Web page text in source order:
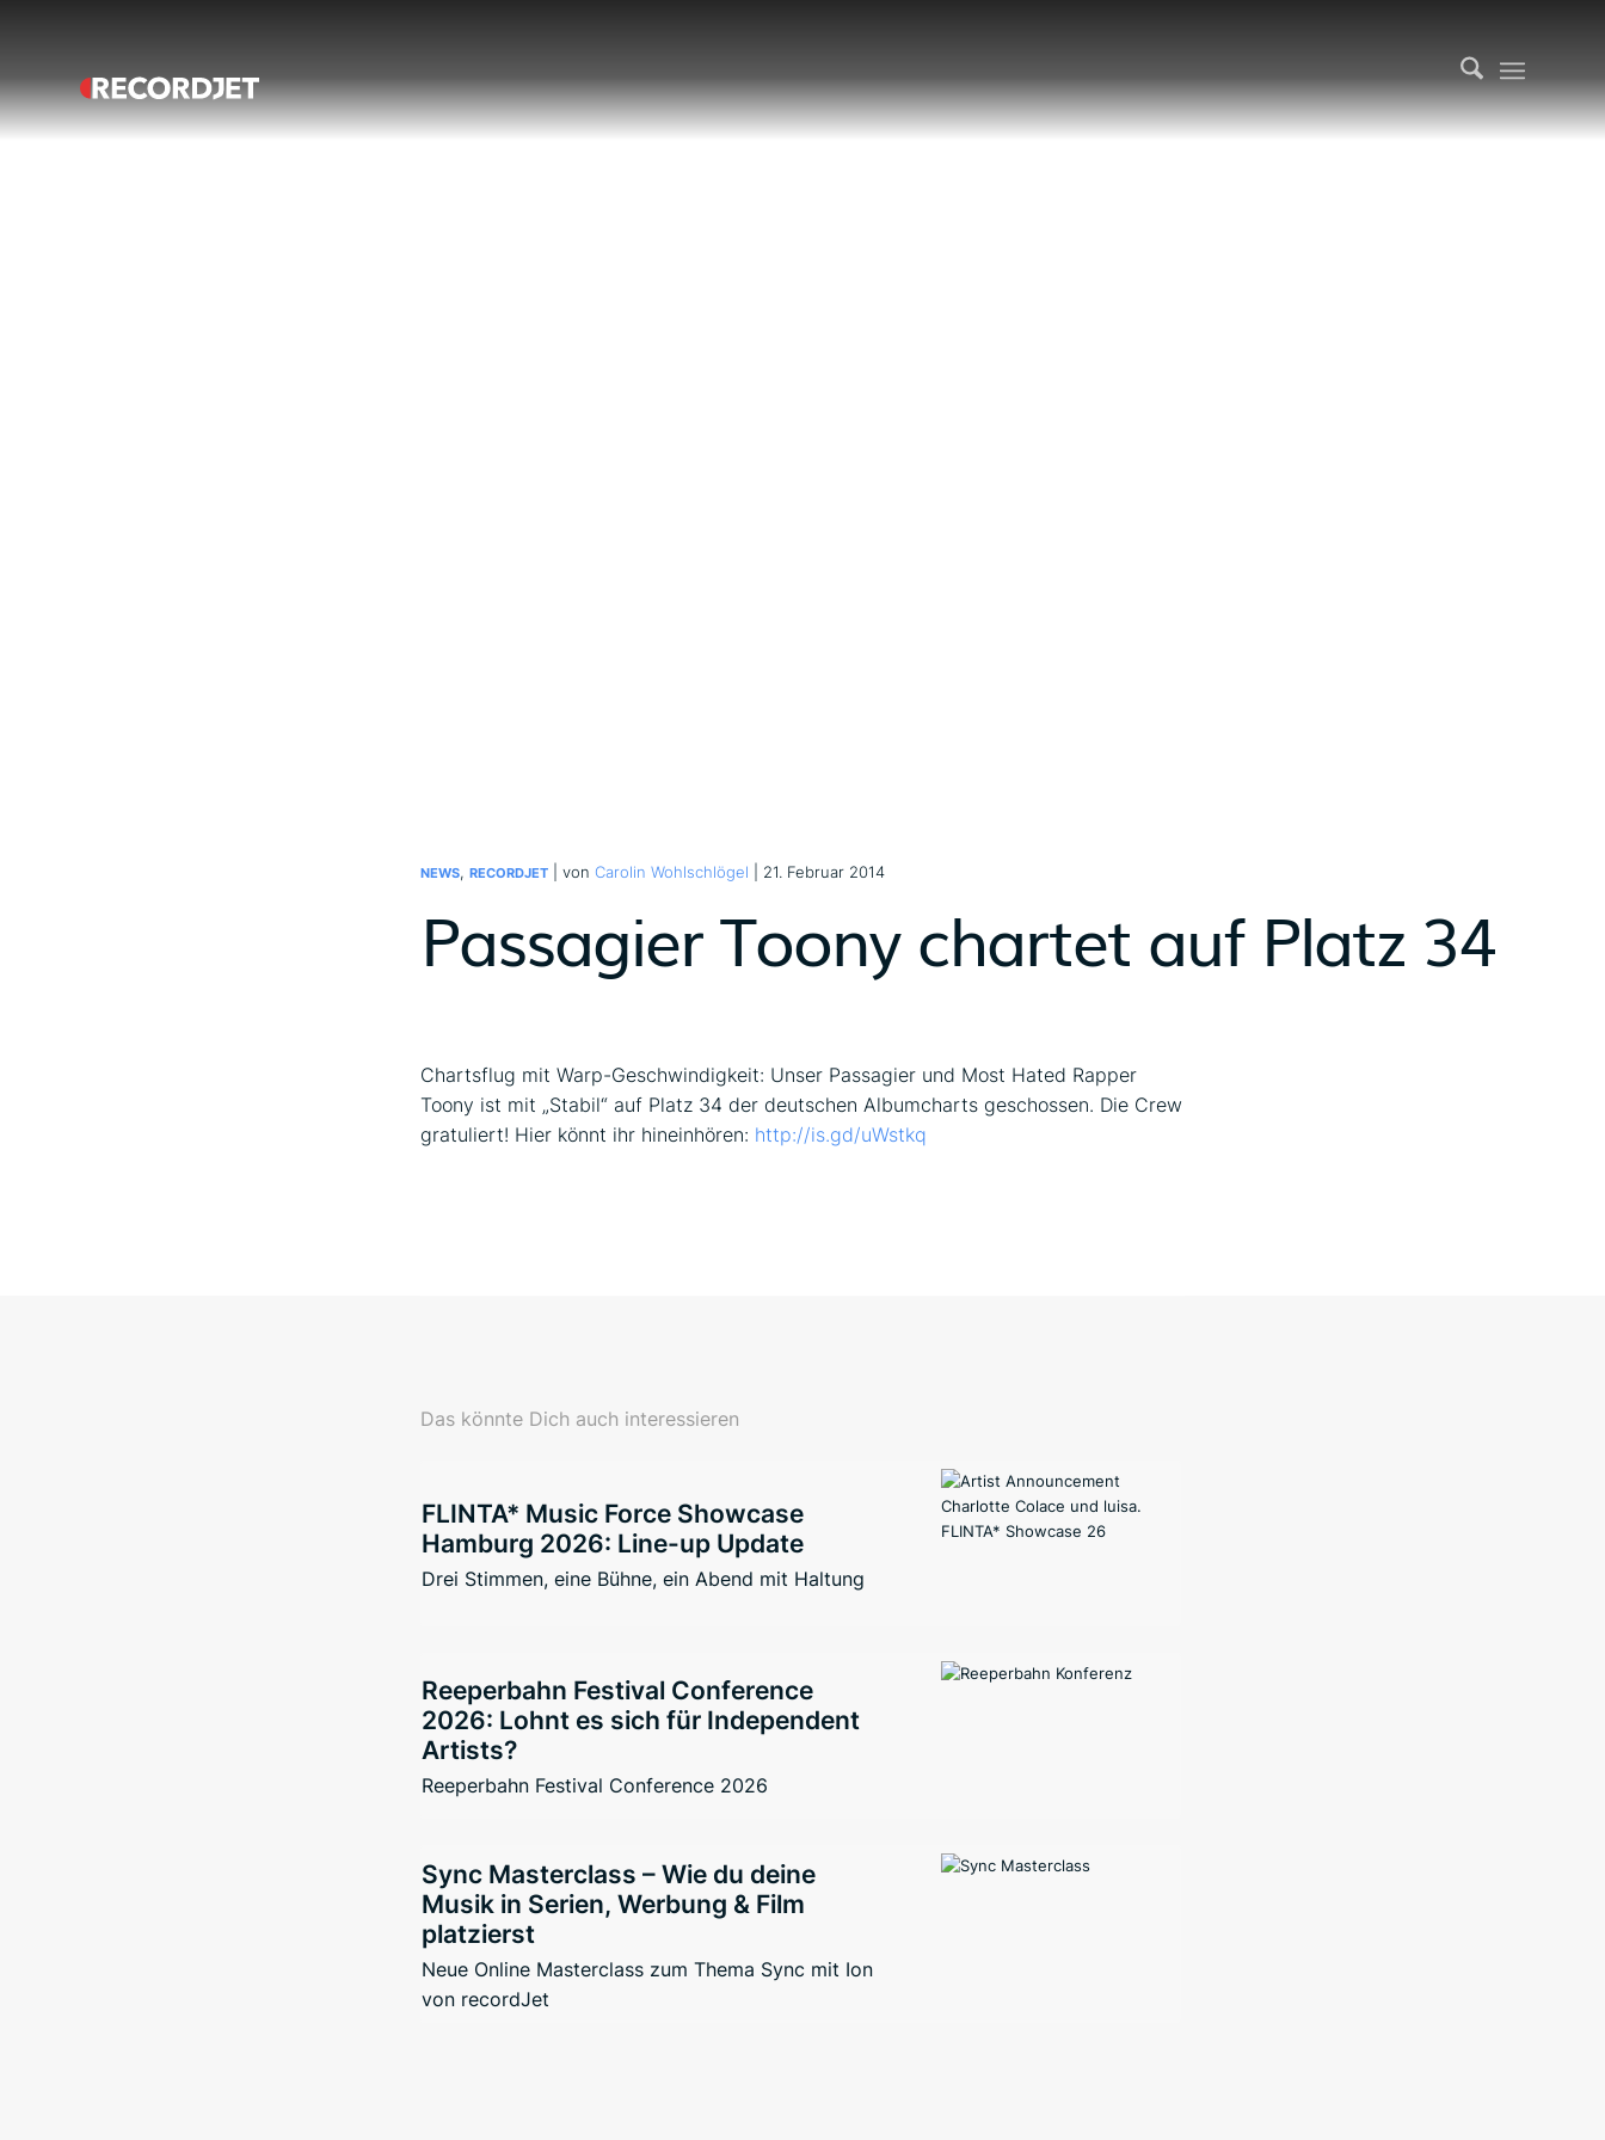
NEWS, RECORDJET | von Carolin Wohlschlögel | 21. Februar 2014
Passagier Toony chartet auf Platz 34
Chartsflug mit Warp-Geschwindigkeit: Unser Passagier und Most Hated Rapper
Toony ist mit „Stabil“ auf Platz 34 der deutschen Albumcharts geschossen. Die Crew
gratuliert! Hier könnt ihr hineinhören: http://is.gd/uWstkq
Das könnte Dich auch interessieren
FLINTA* Music Force Showcase
Hamburg 2026: Line-up Update
Drei Stimmen, eine Bühne, ein Abend mit Haltung
Reeperbahn Festival Conference
2026: Lohnt es sich für Independent
Artists?
Reeperbahn Festival Conference 2026
Sync Masterclass – Wie du deine
Musik in Serien, Werbung & Film
platzierst
Neue Online Masterclass zum Thema Sync mit Ion
von recordJet